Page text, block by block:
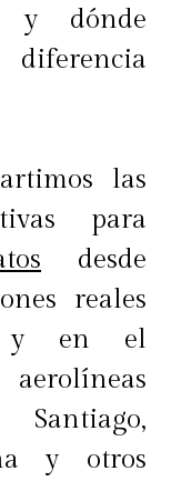
y dónde
las
para
desde
reales
y en el
y otros